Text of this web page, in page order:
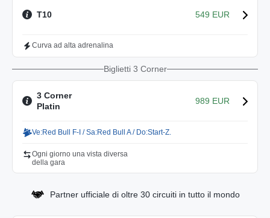
T10 549 EUR
Curva ad alta adrenalina
Biglietti 3 Corner
3 Corner
Platin
989 EUR
Ve:Red Bull F-I / Sa:Red Bull A / Do:Start-Z.
Ogni giorno una vista diversa
della gara
Partner ufficiale di oltre 30 circuiti in tutto il mondo